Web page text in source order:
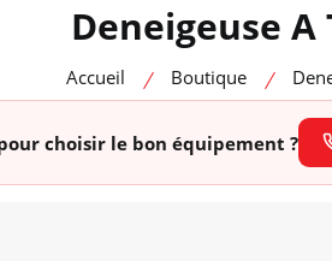
Deneigeuse
Accueil Boutique
choisir le bon équipement ?